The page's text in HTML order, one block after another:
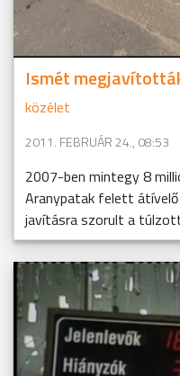
Ismét
közélet
2011. FEBRUÁR 24., 08:53
2007-ben mintegy 8
Aranypatak felett
javításra szorult a